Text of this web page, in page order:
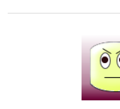
19
CARAIBES
MARS 2025
9